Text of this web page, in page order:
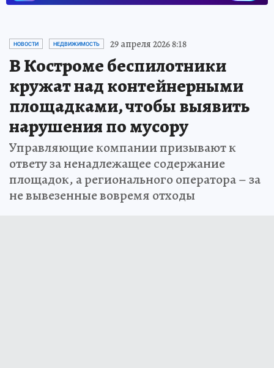
НОВОСТИ НЕДВИЖИМОСТЬ 29 апреля 2026 8:18
В Костроме беспилотники
кружат над контейнерными
площадками, чтобы выявить
нарушения по мусору
Управляющие компании призывают к
ответу за ненадлежащее содержание
площадок, а регионального оператора – за
не вывезенные вовремя отходы